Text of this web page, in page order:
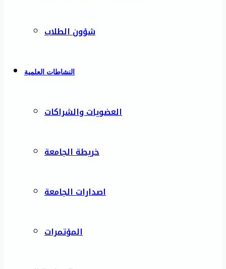
شؤون الطلاب
النشاطات العلمية
العضويات والشراكات
خريطة الجامعة
اصدارات الجامعة
المؤتمرات